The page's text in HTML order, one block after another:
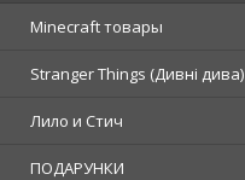
Minecraft товары
Stranger Things (Дивні дива)
Лило и Стич
ПОДАРУНКИ